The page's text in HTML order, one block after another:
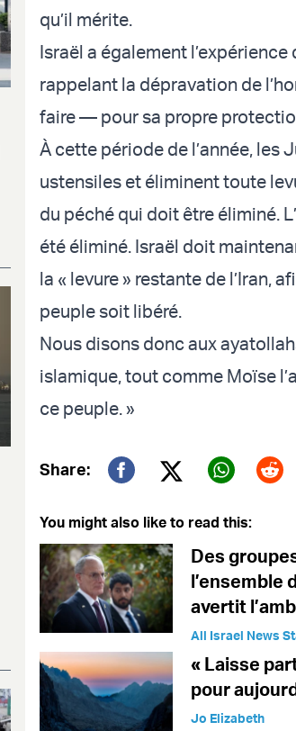
qu’il mérite.
Israël a également
rappelant la dépravation de
faire — pour sa propre
À cette période de l’année, les
ustensiles et éliminent toute
du péché qui doit être éliminé.
été éliminé. Israël doit
la « levure » restante de l’Iran,
peuple soit libéré.
Nous disons donc aux
islamique, tout comme Moïse
ce peuple. »
Share:
Twitter (X)
You might also like to read this:
Des
l’ensemble
avertit
All Israel News
« Laisse
pour
Jo Elizabeth